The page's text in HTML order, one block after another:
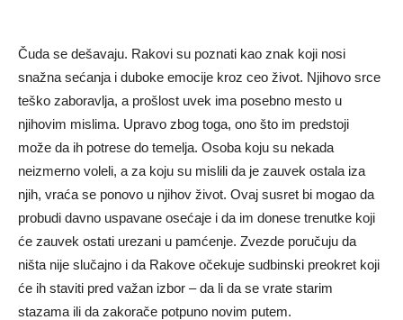
Čuda se dešavaju. Rakovi su poznati kao znak koji nosi
snažna sećanja i duboke emocije kroz ceo život. Njihovo srce
teško zaboravlja, a prošlost uvek ima posebno mesto u
njihovim mislima. Upravo zbog toga, ono što im predstoji
može da ih potrese do temelja. Osoba koju su nekada
neizmerno voleli, a za koju su mislili da je zauvek ostala iza
njih, vraća se ponovo u njihov život. Ovaj susret bi mogao da
probudi davno uspavane osećaje i da im donese trenutke koji
će zauvek ostati urezani u pamćenje. Zvezde poručuju da
ništa nije slučajno i da Rakove očekuje sudbinski preokret koji
će ih staviti pred važan izbor – da li da se vrate starim
stazama ili da zakorače potpuno novim putem.